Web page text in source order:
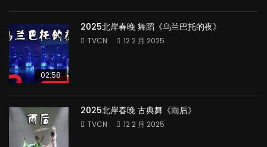
02:58
2025北岸春晚 舞蹈《乌兰巴托的夜》
TVCN 12 2 月 2025
2025北岸春晚 古典舞《雨后》
TVCN 12 2 月 2025